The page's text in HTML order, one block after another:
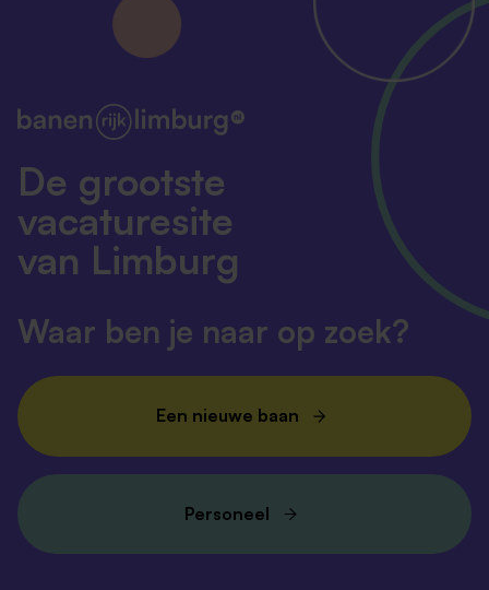
De grootste
vacaturesite
van Limburg
Waar ben je naar op zoek?
Een nieuwe baan
Personeel